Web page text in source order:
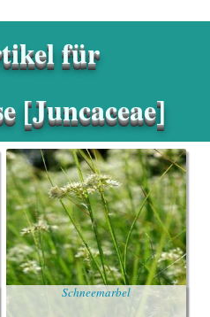
für
[Juncaceae]
Schneemarbel